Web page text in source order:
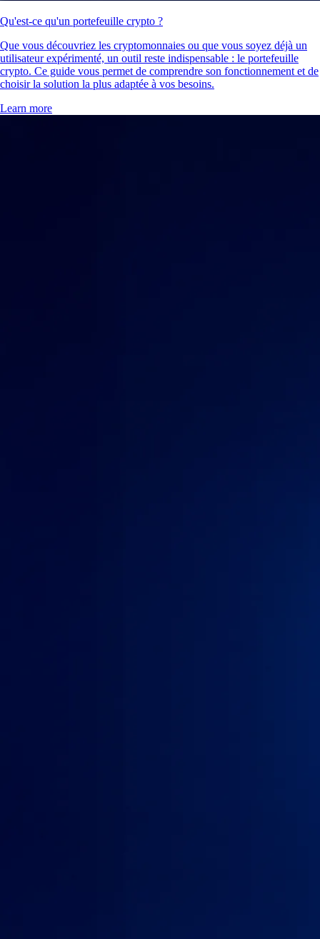
Qu'est-ce qu'un portefeuille crypto ?
Que vous découvriez les cryptomonnaies ou que vous soyez déjà un
utilisateur expérimenté, un outil reste indispensable : le portefeuille
crypto. Ce guide vous permet de comprendre son fonctionnement et de
choisir la solution la plus adaptée à vos besoins.
Learn more